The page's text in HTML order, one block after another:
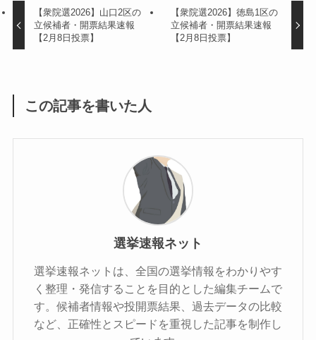
【衆院選2026】山口2区の
立候補者・開票結果速報
【2月8日投票】
【衆院選2026】徳島1区の
立候補者・開票結果速報
【2月8日投票】
この記事を書いた人
選挙速報ネット
選挙速報ネットは、全国の選挙情報をわかりやす
く整理・発信することを目的とした編集チームで
す。候補者情報や投開票結果、過去データの比較
など、正確性とスピードを重視した記事を制作し